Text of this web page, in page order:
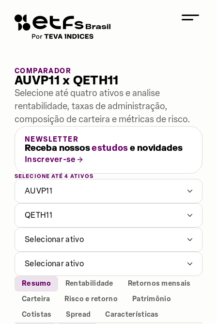
COMPARADOR
AUVP11 x QETH11
Selecione até quatro ativos e analise
rentabilidade, taxas de administração,
composição de carteira e métricas de risco.
NEWSLETTER
Receba nossosestudose novidades
Inscrever-se
SELECIONE ATÉ 4 ATIVOS
AUVP11
QETH11
Selecionar ativo
Selecionar ativo
Resumo Rentabilidade
Retornos mensais
Carteira
Risco e retorno
Patrimônio
Cotistas
Spread Características